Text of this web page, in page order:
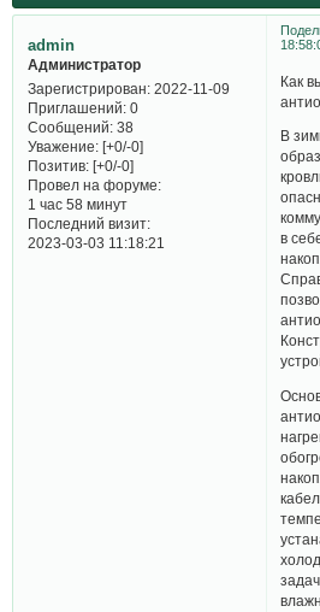
admin
Администратор
Зарегистрирован: 2022-11-09
Приглашений:0
Сообщений:38
Уважение: [+0/-0]
Позитив: [+0/-0]
Провел на форуме:
1 час 58 минут
Последний визит:
2023-03-03 11:18:21
Как
В
в